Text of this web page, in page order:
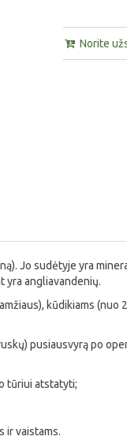
Norite
Jo sudėtyje yra
yra angliavandenių.
kūdikiams (nuo
pusiausvyrą po
tūriui atstatyti;
vaistams.